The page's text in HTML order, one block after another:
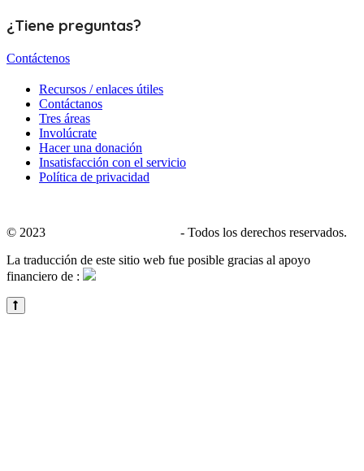
¿Tiene preguntas?
Contáctenos
Recursos / enlaces útiles
Contáctanos
Tres áreas
Involúcrate
Hacer una donación
Insatisfacción con el servicio
Política de privacidad
© 2023
- Todos los derechos reservados.
La traducción de este sitio web fue posible gracias al apoyo
financiero de :